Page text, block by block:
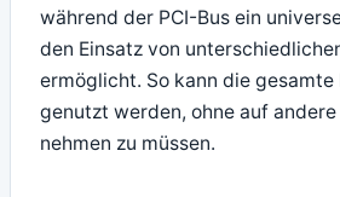
während der PCI-Bus ein
den Einsatz von
ermöglicht. So kann die
genutzt werden, ohne auf
nehmen zu müssen.